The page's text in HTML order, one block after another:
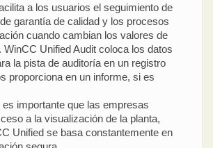
a los usuarios el seguimiento de
garantía de calidad y los procesos
cuando cambian los valores de
WinCC Unified Audit coloca los datos
la pista de auditoría en un registro
proporciona en un informe, si es
es importante que las empresas
a la visualización de la planta,
Unified se basa constantemente en